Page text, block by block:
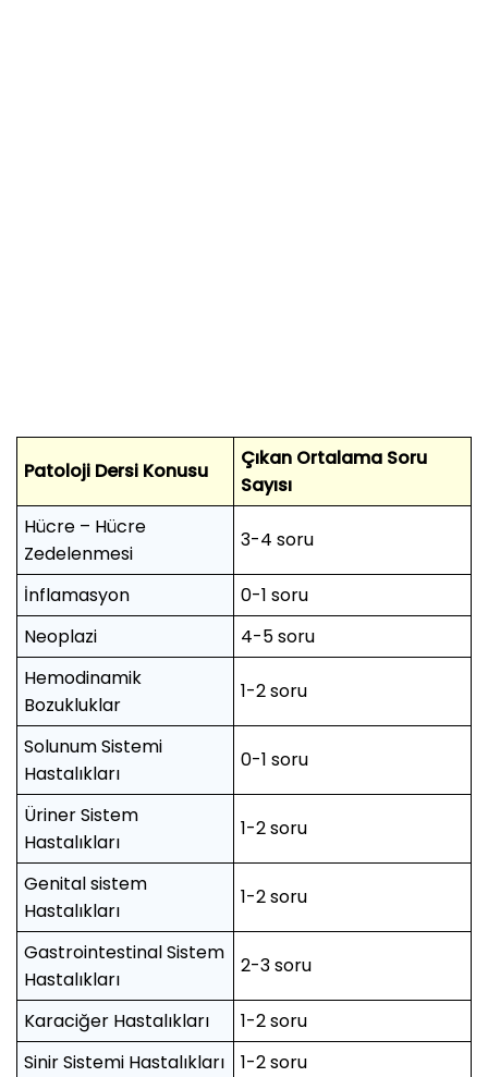
Patoloji Dersi Konusu
Çıkan Ortalama Soru
Sayısı
Hücre – Hücre
Zedelenmesi
3-4 soru
İnflamasyon
0-1 soru
Neoplazi
4-5 soru
Hemodinamik
Bozukluklar
1-2 soru
Solunum Sistemi
Hastalıkları
0-1 soru
Üriner Sistem
Hastalıkları
1-2 soru
Genital sistem
Hastalıkları
1-2 soru
Gastrointestinal Sistem
Hastalıkları
2-3 soru
Karaciğer Hastalıkları
1-2 soru
Sinir Sistemi Hastalıkları
1-2 soru